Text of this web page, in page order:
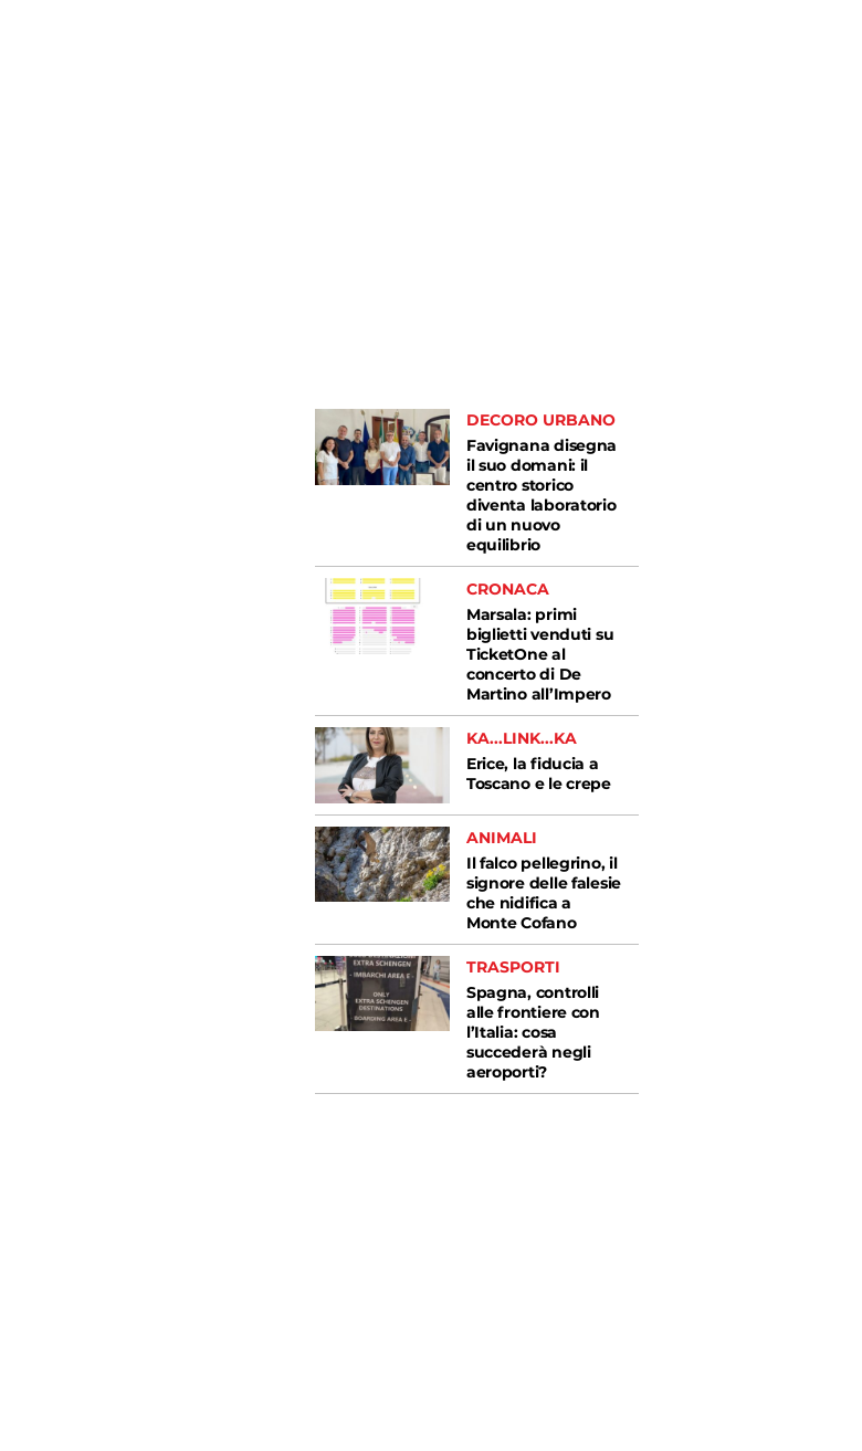
DECORO URBANO
Favignana disegna
il suo domani: il
centro storico
diventa laboratorio
di un nuovo
equilibrio
CRONACA
Marsala: primi
biglietti venduti su
TicketOne al
concerto di De
Martino all’Impero
KA...LINK...KA
Erice, la fiducia a
Toscano e le crepe
ANIMALI
Il falco pellegrino, il
signore delle falesie
che nidifica a
Monte Cofano
TRASPORTI
Spagna, controlli
alle frontiere con
l’Italia: cosa
succederà negli
aeroporti?